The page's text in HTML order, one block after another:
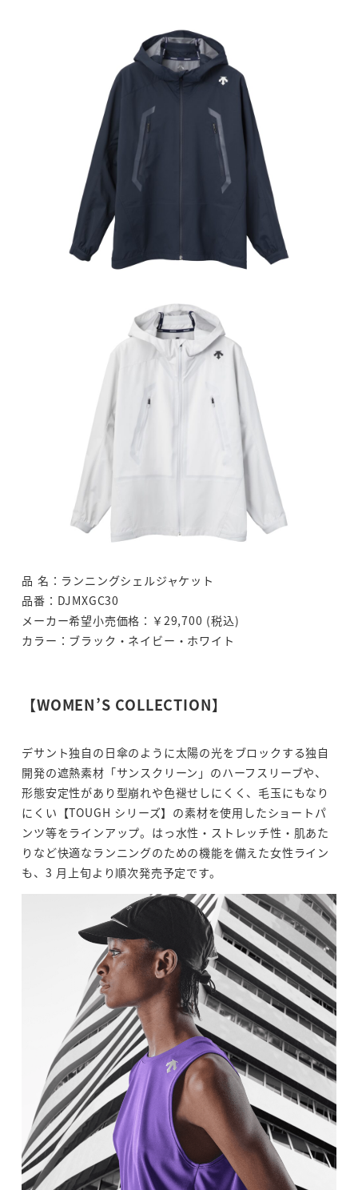
品 名：ランニングシェルジャケット
品番：DJMXGC30
メーカー希望小売価格：￥29,700 (税込)
カラー：ブラック・ネイビー・ホワイト
【WOMEN’S COLLECTION】
デサント独自の日傘のように太陽の光をブロックする独自
開発の遮熱素材「サンスクリーン」のハーフスリーブや、
形態安定性があり型崩れや色褪せしにくく、毛玉にもなり
にくい【TOUGH シリーズ】の素材を使用したショートパ
ンツ等をラインアップ。はっ水性・ストレッチ性・肌あた
りなど快適なランニングのための機能を備えた女性ライン
も、3 月上旬より順次発売予定です。